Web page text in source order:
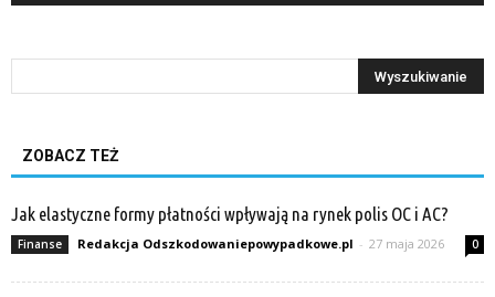
ZOBACZ TEŻ
Jak elastyczne formy płatności wpływają na rynek polis OC i AC?
Finanse Redakcja Odszkodowaniepowypadkowe.pl - 27 maja 2026 0